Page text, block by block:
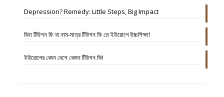
Depression? Remedy: Little Steps, Big Impact
বিনা টিউশন ফি বা নাম-মাত্র টিউশন ফি তে ইউরোপে উচ্চশিক্ষা!
ইউরোপের কোন দেশে কেমন টিউশন ফি!